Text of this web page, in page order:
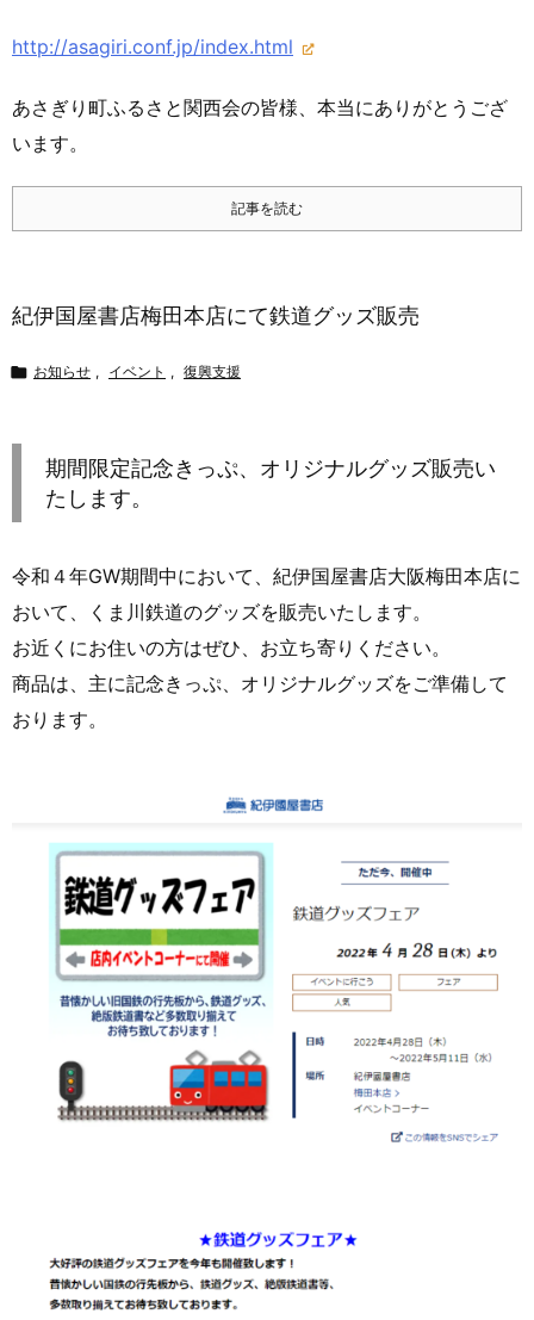
http://asagiri.conf.jp/index.html
あさぎり町ふるさと関西会の皆様、本当にありがとうござ
います。
記事を読む
紀伊国屋書店梅田本店にて鉄道グッズ販売
 お知らせ , イベント , 復興支援
期間限定記念きっぷ、オリジナルグッズ販売い
たします。
令和４年GW期間中において、紀伊国屋書店大阪梅田本店に
おいて、くま川鉄道のグッズを販売いたします。
お近くにお住いの方はぜひ、お立ち寄りください。
商品は、主に記念きっぷ、オリジナルグッズをご準備して
おります。